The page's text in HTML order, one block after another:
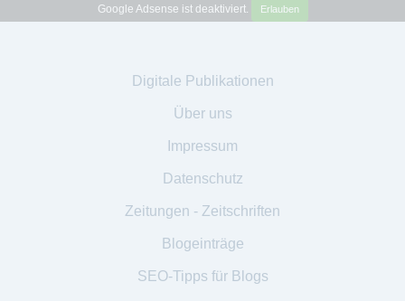
Google Adsense ist deaktiviert. Erlauben
Digitale Publikationen
Über uns
Impressum
Datenschutz
Zeitungen - Zeitschriften
Blogeinträge
SEO-Tipps für Blogs